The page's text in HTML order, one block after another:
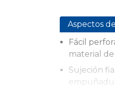
Aspectos
Fácil
material de
Sujeción